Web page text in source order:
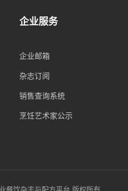
企业服务
企业邮箱
杂志订阅
销售查询系统
烹饪艺术家公示
餐饮杂志与配方平台 版权所有